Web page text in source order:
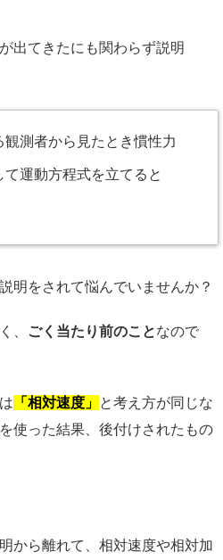
出てきたにも関わらず説明
観測者から見たとき慣性力
運動方程式を立てると
明をされて悩んでいませんか？
、 ごく当たり前のことなので
「相対速度」 と考え方が同じな
使った結果、後付けされたもの
から離れて、相対速度や相対加